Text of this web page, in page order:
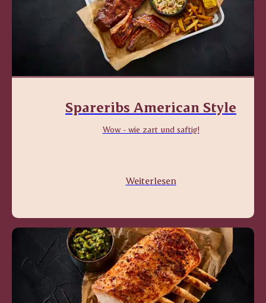
Spareribs American Style
Wow - wie zart und saftig!
Weiterlesen